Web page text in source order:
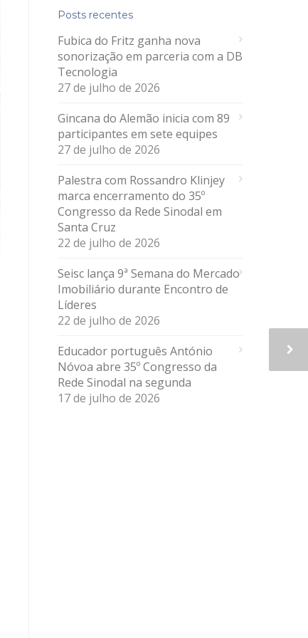
Posts recentes
Fubica do Fritz ganha nova
sonorização em parceria com a DB
Tecnologia
27 de julho de 2026
Gincana do Alemão inicia com 89
participantes em sete equipes
27 de julho de 2026
Palestra com Rossandro Klinjey
marca encerramento do 35º
Congresso da Rede Sinodal em
Santa Cruz
22 de julho de 2026
Seisc lança 9ª Semana do Mercado
Imobiliário durante Encontro de
Líderes
22 de julho de 2026
Educador português António
Nóvoa abre 35º Congresso da
Rede Sinodal na segunda
17 de julho de 2026